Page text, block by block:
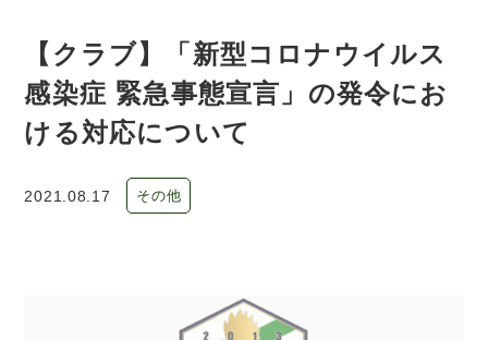
【クラブ】「新型コロナウイルス
感染症 緊急事態宣言」の発令にお
ける対応について
2021.08.17 その他